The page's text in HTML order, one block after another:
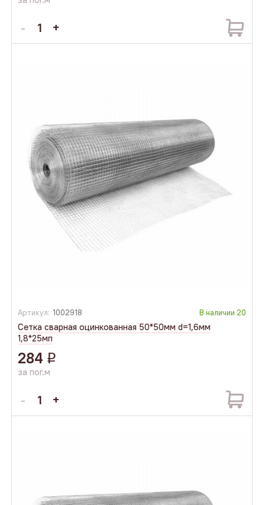
Артикул: 1002918 В наличии 20
Сетка сварная оцинкованная 50*50мм d=1,6мм
1,8*25мп
284 q
за пог.м